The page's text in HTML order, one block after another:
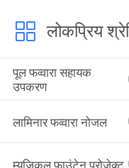
लोकप्रिय
पूल फव्वारा सहायक
उपकरण
लामिनार फव्वारा नोजल
म्यूजिकल फाउंटेन प्रोजेक्ट